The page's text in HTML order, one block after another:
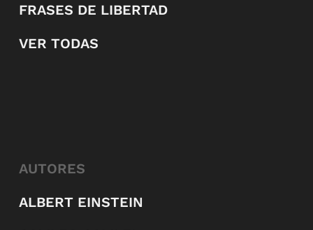
FRASES DE LIBERTAD
VER TODAS
AUTORES
ALBERT EINSTEIN